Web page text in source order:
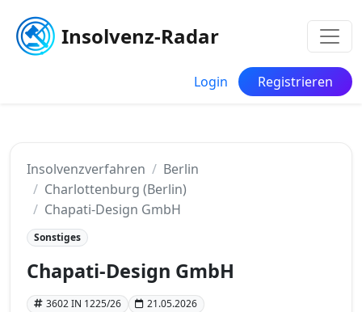
Insolvenz-Radar
Login Registrieren
Insolvenzverfahren
Berlin
Charlottenburg (Berlin)
Chapati-Design GmbH
Sonstiges
Chapati-Design GmbH
3602 IN 1225/26
21.05.2026